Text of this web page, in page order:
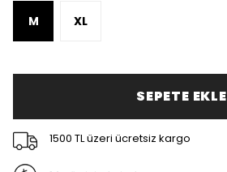
M XL
SEPETE EKLE
1500 TL üzeri ücretsiz kargo